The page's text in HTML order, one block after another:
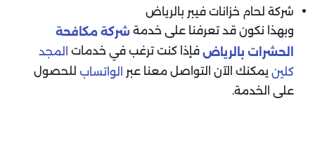
شركة لحام خزانات فيبر بالرياض
وبهذا نكون قد تعرفنا على خدمة شركة مكافحة
الحشرات بالرياض فإذا كنت ترغب في خدمات المجد
كلين يمكنك الآن التواصل معنا عبر الواتساب للحصول
على الخدمة.